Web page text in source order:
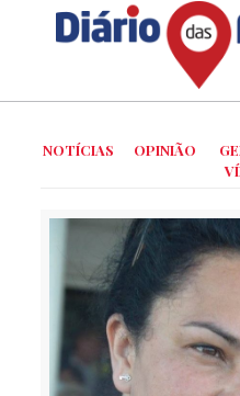
NOTÍCIAS OPINIÃO